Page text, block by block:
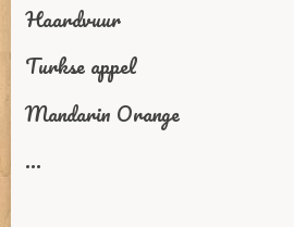
Haardvuur
Turkse appel
Mandarin Orange
...